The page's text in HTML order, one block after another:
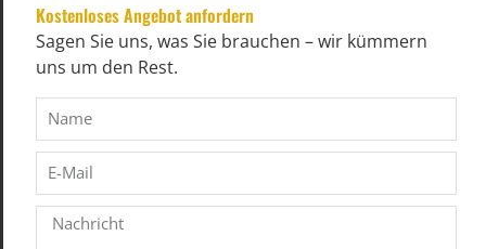
Kostenloses Angebot anfordern
Sagen Sie uns, was Sie brauchen – wir kümmern
uns um den Rest.